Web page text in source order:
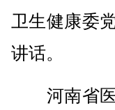
卫生健康委
讲话。
河南省医